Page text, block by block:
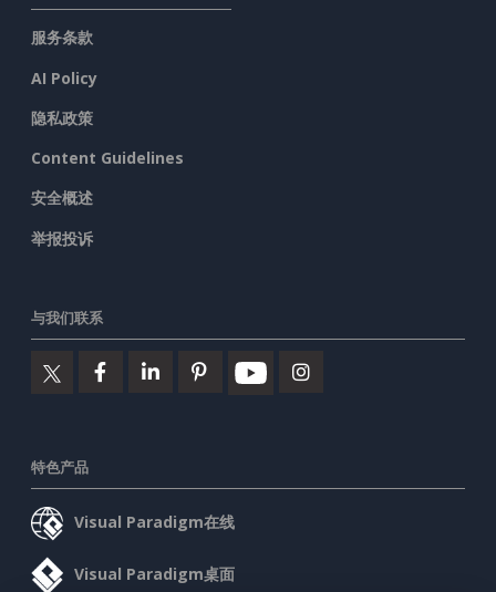
服务条款
AI Policy
隐私政策
Content Guidelines
安全概述
举报投诉
与我们联系
特色产品
Visual Paradigm在线
Visual Paradigm桌面